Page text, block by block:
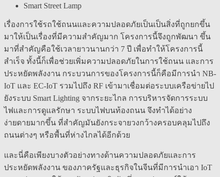
Smart Street Lamp
เรื่องการใช้รถใช้ถนนและความปลอดภัยเป็นเป็นสิ่งที่ถูกยกขึ้น
มาให้เป็นเรื่องที่มีความสำคัญมาก โครงการนี้จึงถูกพัฒนา ขึ้น
มาที่สำคัญคือใช้เวลายาวนานกว่า 7 ปี เพื่อทำให้โครงการนี้
สำเร็จ ทั้งนี้ก็เพื่อช่วยเพิ่มความปลอดภัยในการใช้ถนน และการ
ประหยัดพลังงาน กระบวนการของโครงการนี้ก็คือมีการนำ NB-
IoT และ EC-IoT รวมไปถึง RF เข้ามาเชื่อมต่อระบบเครือข่ายไป
ยังระบบ Smart Lighting จากระยะไกล การบริหารจัดการระบบ
ไฟและการดูแลรักษา ระบบไฟบนท้องถนน จึงทำได้อย่าง
ง่ายดายมากขึ้น ที่สำคัญมันยังกระจายวงกว้างครอบคลุมไปถึง
ถนนต่างๆ หรือพื้นที่ห่างไกลได้อีกด้วย
และนี่คือเพียงบางตัวอย่างทางด้านความปลอดภัยและการ
ประหยัดพลังงาน ของภาครัฐและธุรกิจในจีนที่มีการนำเอา IoT